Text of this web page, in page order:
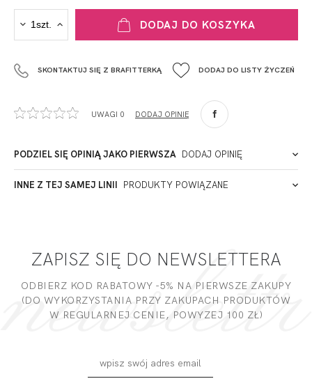
Fashiontex Group Sp.z o.o. Spółka komandytowa
+48 42 719 43 15
90-057
Polska
ADRES PUNKTU KONTAKTOWEGO
DODAJ DO KOSZYKA
SKONTAKTUJ SIĘ Z BRAFITTERKĄ DODAJ DO LISTY ŻYCZEŃ
UWAGI 0 DODAJ OPINIĘ
PODZIEL SIĘ OPINIĄ JAKO PIERWSZA DODAJ OPINIĘ
Miałeś już kontakt z naszym produktem? Zostaw opinię
INNE Z TEJ SAMEJ LINII PRODUKTY POWIĄZANE
ZAPISZ SIĘ DO NEWSLETTERA
ODBIERZ KOD RABATOWY -5% NA PIERWSZE ZAKUPY
(DO WYKORZYSTANIA PRZY ZAKUPACH PRODUKTÓW
W REGULARNEJ CENIE, POWYZEJ 100 ZŁ)